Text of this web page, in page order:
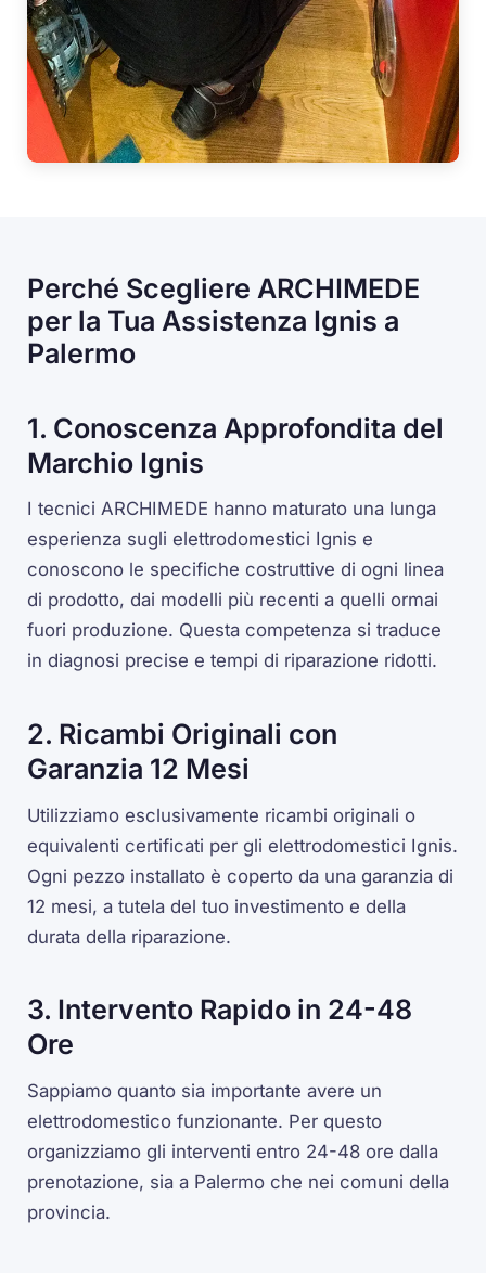
Perché Scegliere ARCHIMEDE
per la Tua Assistenza Ignis a
Palermo
1. Conoscenza Approfondita del
Marchio Ignis
I tecnici ARCHIMEDE hanno maturato una lunga
esperienza sugli elettrodomestici Ignis e
conoscono le specifiche costruttive di ogni linea
di prodotto, dai modelli più recenti a quelli ormai
fuori produzione. Questa competenza si traduce
in diagnosi precise e tempi di riparazione ridotti.
2. Ricambi Originali con
Garanzia 12 Mesi
Utilizziamo esclusivamente ricambi originali o
equivalenti certificati per gli elettrodomestici Ignis.
Ogni pezzo installato è coperto da una garanzia di
12 mesi, a tutela del tuo investimento e della
durata della riparazione.
3. Intervento Rapido in 24-48
Ore
Sappiamo quanto sia importante avere un
elettrodomestico funzionante. Per questo
organizziamo gli interventi entro 24-48 ore dalla
prenotazione, sia a Palermo che nei comuni della
provincia.